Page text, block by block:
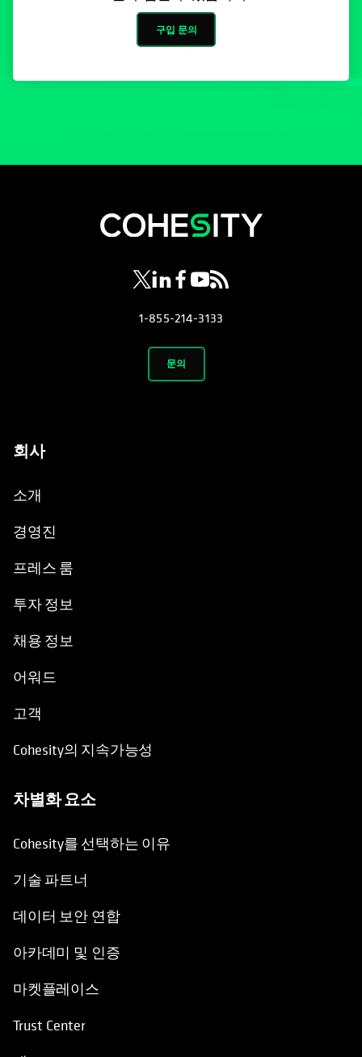
구입 문의
opens in a new tab
opens in a new tab
opens in a new tab
opens in a new tab
opens in a new tab
1-855-214-3133
문의
회사
소개
경영진
프레스 룸
투자 정보
채용 정보
어워드
고객
Cohesity의 지속가능성
차별화 요소
Cohesity를 선택하는 이유
기술 파트너
데이터 보안 연합
아카데미 및 인증
마켓플레이스
Trust Center